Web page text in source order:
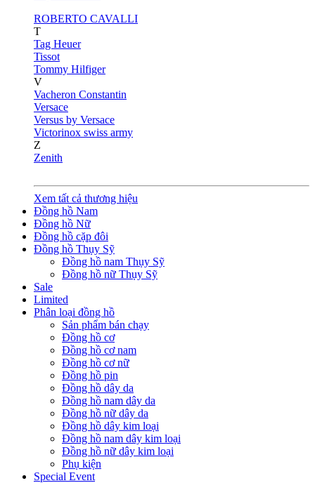
ROBERTO CAVALLI
T
Tag Heuer
Tissot
Tommy Hilfiger
V
Vacheron Constantin
Versace
Versus by Versace
Victorinox swiss army
Z
Zenith
Xem tất cả thương hiệu
Đồng hồ Nam
Đồng hồ Nữ
Đồng hồ cặp đôi
Đồng hồ Thụy Sỹ
Đồng hồ nam Thụy Sỹ
Đồng hồ nữ Thụy Sỹ
Sale
Limited
Phân loại đồng hồ
Sản phẩm bán chạy
Đồng hồ cơ
Đồng hồ cơ nam
Đồng hồ cơ nữ
Đồng hồ pin
Đồng hồ dây da
Đồng hồ nam dây da
Đồng hồ nữ dây da
Đồng hồ dây kim loại
Đồng hồ nam dây kim loại
Đồng hồ nữ dây kim loại
Phụ kiện
Special Event